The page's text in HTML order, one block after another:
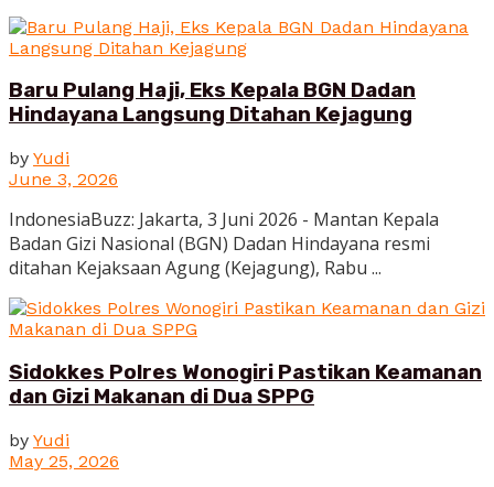
Baru Pulang Haji, Eks Kepala BGN Dadan
Hindayana Langsung Ditahan Kejagung
by Yudi
June 3, 2026
IndonesiaBuzz: Jakarta, 3 Juni 2026 - Mantan Kepala
Badan Gizi Nasional (BGN) Dadan Hindayana resmi
ditahan Kejaksaan Agung (Kejagung), Rabu ...
Sidokkes Polres Wonogiri Pastikan Keamanan
dan Gizi Makanan di Dua SPPG
by Yudi
May 25, 2026